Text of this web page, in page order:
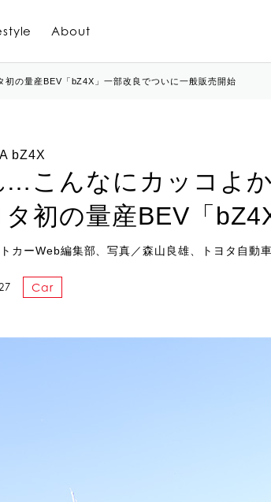
About
の量産BEV「bZ4X」一部改良でついに一般販売開始
bZ4X
…こんなにカッコよ
タ初の量産BEV「
カーWeb編集部、写真／森山良雄、トヨタ自動車
Car